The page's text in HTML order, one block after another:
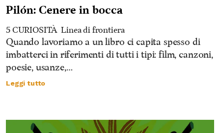
Pilón: Cenere in bocca
5 CURIOSITÀ Linea di frontiera
Quando lavoriamo a un libro ci capita spesso di
imbatterci in riferimenti di tutti i tipi: film, canzoni,
poesie, usanze,…
Leggi tutto